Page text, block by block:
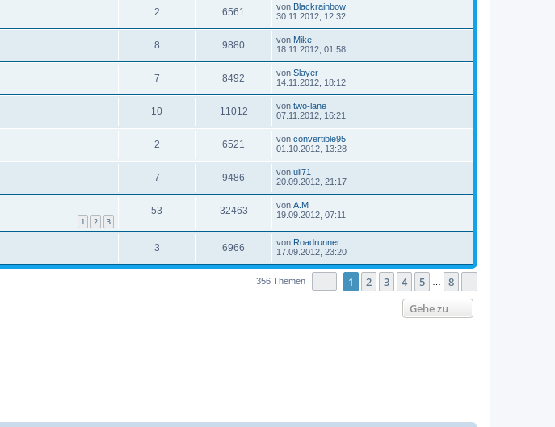
2 6561 von Blackrainbow
30.11.2012, 12:32
8 9880 von Mike
18.11.2012, 01:58
7 8492 von Slayer
14.11.2012, 18:12
10 11012 von two-lane
07.11.2012, 16:21
2 6521 von convertible95
01.10.2012, 13:28
7 9486 von uli71
20.09.2012, 21:17
1 2 3
53 32463 von A.M
19.09.2012, 07:11
3 6966 von Roadrunner
17.09.2012, 23:20
356 Themen Seite von8
1 2 3 4 5 8
Gehe zu